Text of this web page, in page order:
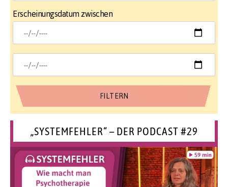
Erscheinungsdatum zwischen
„SYSTEMFEHLER“ – DER PODCAST #29